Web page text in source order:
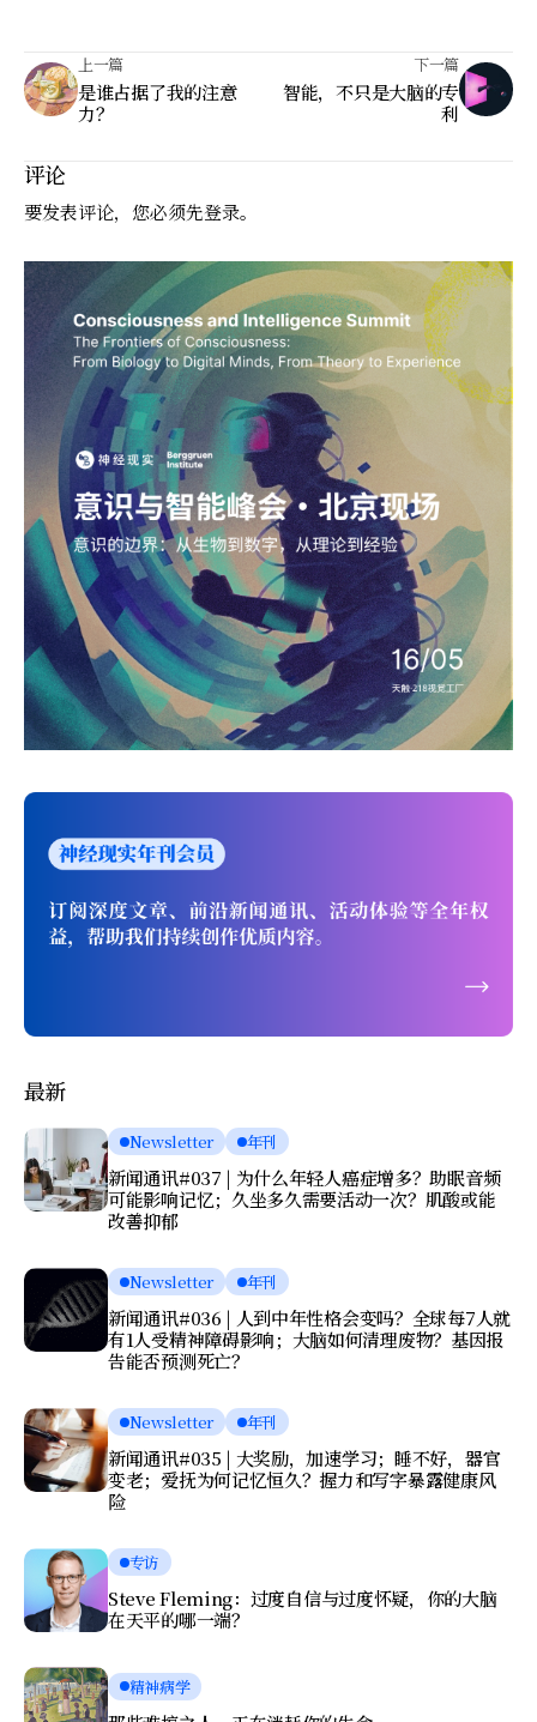
上一篇
是谁占据了我的注意
力？
下一篇
智能，不只是大脑的专
利
评论
要发表评论，您必须先登录。
最新
Newsletter 年刊
新闻通讯#037 | 为什么年轻人癌症增多？助眠音频
可能影响记忆；久坐多久需要活动一次？肌酸或能
改善抑郁
Newsletter 年刊
新闻通讯#036 | 人到中年性格会变吗？全球每7人就
有1人受精神障碍影响；大脑如何清理废物？基因报
告能否预测死亡？
Newsletter 年刊
新闻通讯#035 | 大奖励，加速学习；睡不好，器官
变老；爱抚为何记忆恒久？握力和写字暴露健康风
险
专访
Steve Fleming：过度自信与过度怀疑，你的大脑
在天平的哪一端？
精神病学